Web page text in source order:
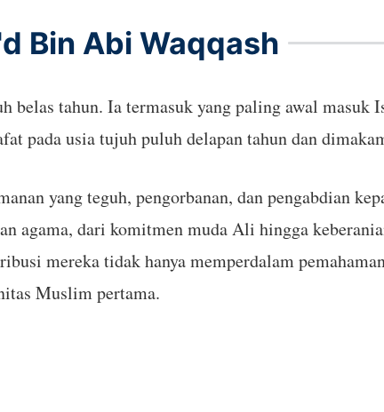
Bin Abi Waqqash
tahun. Ia termasuk yang paling awal masuk
pada usia tujuh puluh delapan tahun dan
yang teguh, pengorbanan, dan pengabdian
agama, dari komitmen muda Ali hingga
mereka tidak hanya memperdalam
Muslim pertama.